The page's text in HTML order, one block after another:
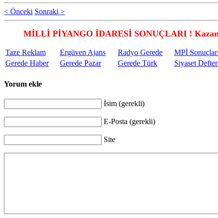
< Önceki Sonraki >
MİLLİ PİYANGO İDARESİ SONUÇLARI !
Taze Reklam Ergüven Ajans Radyo Gerede
MPİ
Gerede Haber
Gerede Pazar Gerede Türk Siyaset
Yorum ekle
İsim (gerekli)
E-Posta (gerekli)
Site